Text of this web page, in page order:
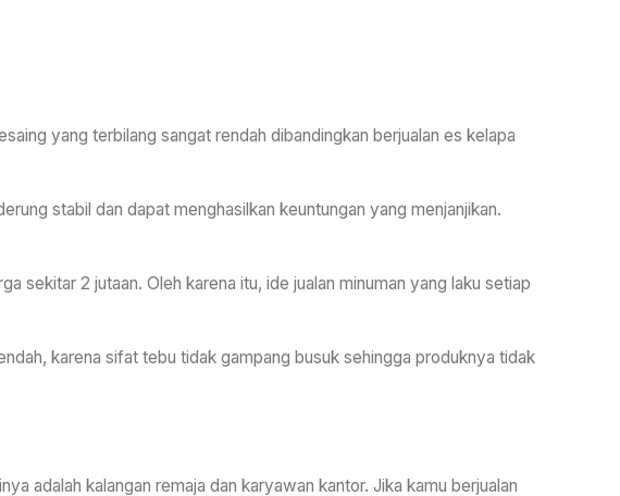
yang terbilang sangat rendah dibandingkan berjualan es kelapa
stabil dan dapat menghasilkan keuntungan yang menjanjikan.
sekitar 2 jutaan. Oleh karena itu, ide jualan minuman yang laku setiap
karena sifat tebu tidak gampang busuk sehingga produknya tidak
adalah kalangan remaja dan karyawan kantor. Jika kamu berjualan